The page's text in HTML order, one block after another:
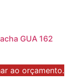
GUA 162
ao orçamento.